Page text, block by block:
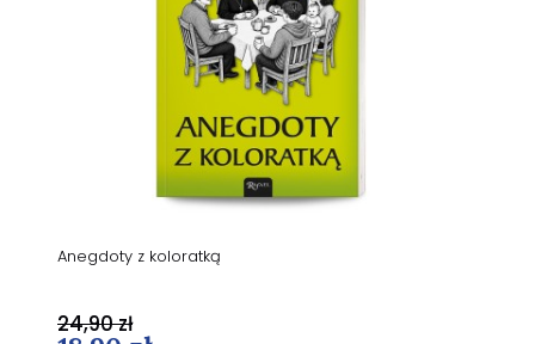
Anegdoty z koloratką
24,90 zł